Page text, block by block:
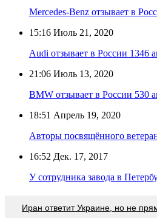
Mercedes-Benz отзывает в
15:16 Июль 21, 2020
Audi отзывает в России 1346
21:06 Июль 13, 2020
BMW отзывает в России 530
18:51 Апрель 19, 2020
Авторы посвящённого
16:52 Дек. 17, 2017
У сотрудника завода в
Иран ответит Украине, но не